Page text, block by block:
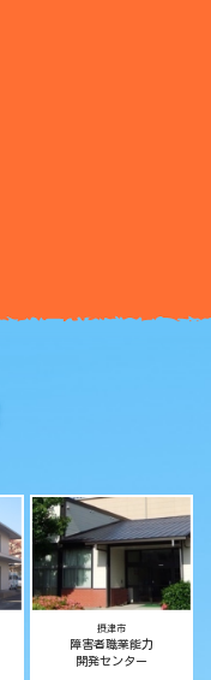
摂津市
障害者職業能力
開発センター